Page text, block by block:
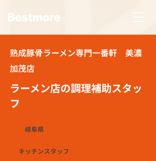
熟成豚骨ラーメン専門一番軒 美濃
加茂店
ラーメン店の調理補助スタッ
フ
岐阜県
キッチンスタッフ